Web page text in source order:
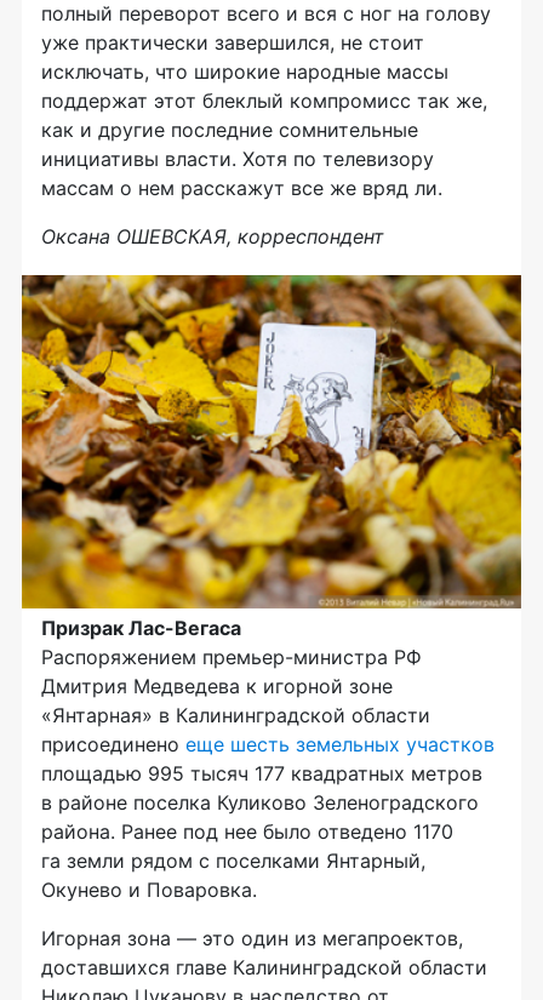
полный переворот всего и вся с ног на голову
уже практически завершился, не стоит
исключать, что широкие народные массы
поддержат этот блеклый компромисс так же,
как и другие последние сомнительные
инициативы власти. Хотя по телевизору
массам о нем расскажут все же вряд ли.
Оксана ОШЕВСКАЯ, корреспондент
Призрак Лас-Вегаса
Распоряжением премьер-министра РФ
Дмитрия Медведева к игорной зоне
«Янтарная» в Калининградской области
присоединено еще шесть земельных участков
площадью 995 тысяч 177 квадратных метров
в районе поселка Куликово Зеленоградского
района. Ранее под нее было отведено 1170
га земли рядом с поселками Янтарный,
Окунево и Поваровка.
Игорная зона — это один из мегапроектов,
доставшихся главе Калининградской области